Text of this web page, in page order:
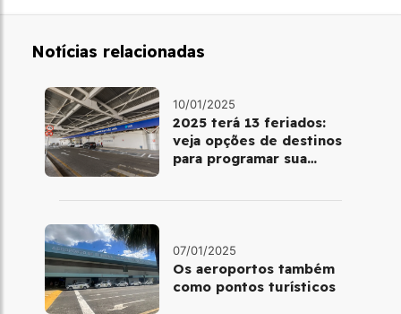
Notícias relacionadas
10/01/2025
2025 terá 13 feriados:
veja opções de destinos
para programar sua
07/01/2025
Os aeroportos também
como pontos turísticos